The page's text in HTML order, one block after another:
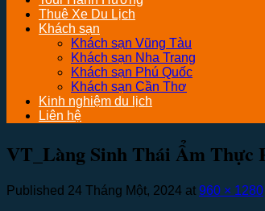
Thuê Xe Du Lịch
Khách sạn
Khách sạn Vũng Tàu
Khách sạn Nha Trang
Khách sạn Phú Quốc
Khách sạn Cần Thơ
Kinh nghiệm du lịch
Liên hệ
VT_Làng Sinh Thái Ẩm Thực
Published 24 Tháng Một, 2024 at 960 × 1280